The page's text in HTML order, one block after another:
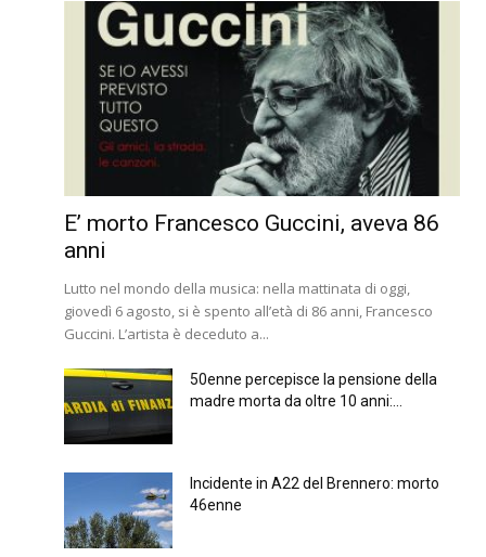
E’ morto Francesco Guccini, aveva 86
anni
Lutto nel mondo della musica: nella mattinata di oggi,
giovedì 6 agosto, si è spento all’età di 86 anni, Francesco
Guccini. L’artista è deceduto a...
50enne percepisce la pensione della
madre morta da oltre 10 anni:...
Incidente in A22 del Brennero: morto
46enne